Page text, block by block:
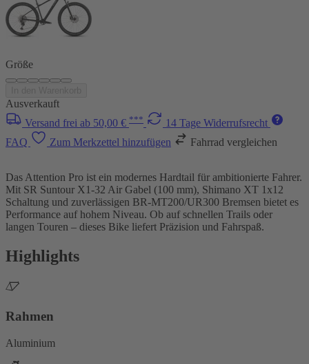
Größe
Ausverkauft
Versand frei ab 50,00 € ***
14 Tage Widerrufsrecht
FAQ
Zum Merkzettel hinzufügen Fahrrad vergleichen
Das Attention Pro ist ein modernes Hardtail für ambitionierte Fahrer.
Mit SR Suntour X1-32 Air Gabel (100 mm), Shimano XT 1x12
Schaltung und zuverlässigen BR-MT200/UR300 Bremsen bietet es
Performance auf hohem Niveau. Ob auf schnellen Trails oder
langen Touren – dieses Bike liefert Präzision und Fahrspaß.
Highlights
Rahmen
Aluminium